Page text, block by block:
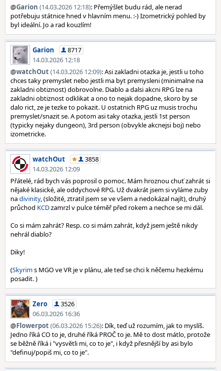
@Garion (14.03.2026 12:18): Přemýšlet budu rád, ale nerad
potřebuju státnice hned v hlavním menu. :-) Izometrický pohled by
byl ideální. Jo a rad kouzlím!
Garion
8717
14.03.2026 12:18
@watchOut(14.03.2026 12:09): Asi zakladni otazka je, jestli u toho
chces taky premyslet nebo jestli ma byt premysleni (minimalne na
zakladni obtiznost) dobrovolne. Diablo a dalsi akcni RPG lze na
zakladni obtiznost odklikat a ono to nejak dopadne, skoro by se
dalo rict, ze je tezke to pokazit. U ostatnich RPG uz musis trochu
premyslet/snazit se. A potom asi taky otazka, jestli 1st person
(typicky nejaky dungeon), 3rd person (obvykle akcnejsi boj) nebo
izometricke.
watchOut
3858
14.03.2026 12:09
Přátelé, rád bych vás poprosil o pomoc. Mám hroznou chuť zahrát si
nějaké klasické, ale oddychové RPG. Už dvakrát jsem si vyláme zuby
nadivinity, (složité, ztratil jsem se ve všem a nedokázal najít), druhý
průchod KCDzamrzl v pulce téměř před rokem a nechce se mi dál.
Co si mám zahrát? Resp. co si mám zahrát, když jsem ještě nikdy
nehrál diablo?
Diky!
(Skyrims MGO ve VR je v plánu, ale teď se chci k něčemu hezkému
posadit. )
Zero
3526
06.03.2026 16:36
@Flowerpot(06.03.2026 15:26): Dík, teď už rozumím, jak to myslíš.
Jedno říká CO to je, druhé říká PROČ to je. Mě to dost mátlo, protože
se běžně říká i "vysvětli mi, co to je", i když přesnější by asi bylo
"definuj/popiš mi, co to je".